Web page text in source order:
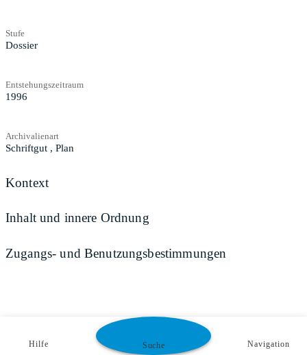
Stufe
Dossier
Entstehungszeitraum
1996
Archivalienart
Schriftgut , Plan
Kontext
Inhalt und innere Ordnung
Zugangs- und Benutzungsbestimmungen
Hilfe Suche Navigation